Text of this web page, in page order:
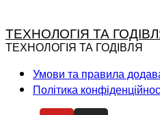
ТЕХНОЛОГІЯ ТА
ТЕХНОЛОГІЯ ТА ГОДІВЛЯ
Умови та правила
Політика